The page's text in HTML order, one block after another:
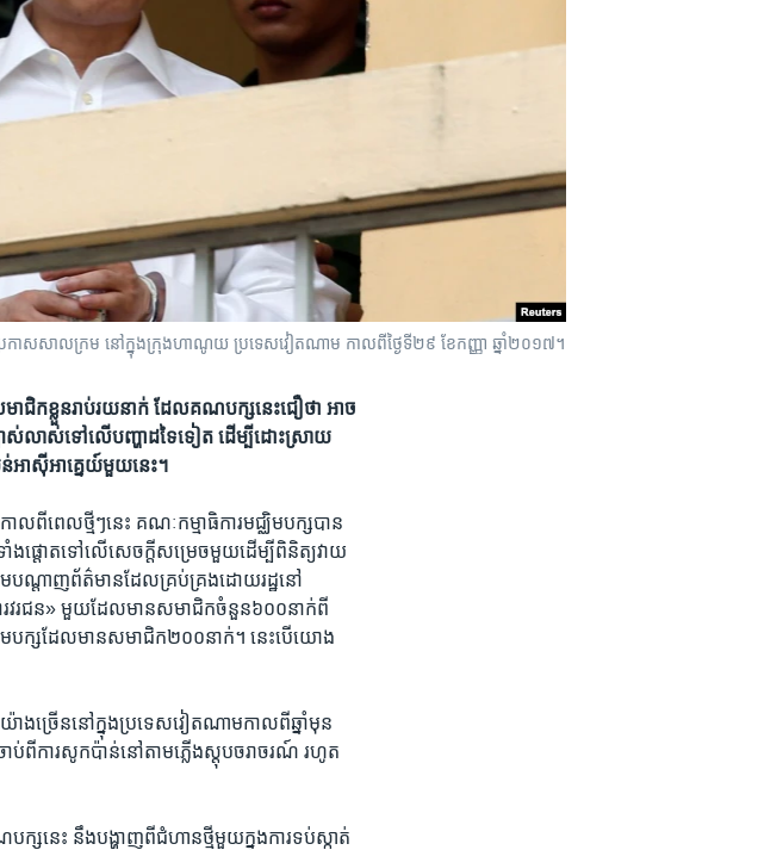
ាស​សាលក្រម​ នៅ​ក្នុង​ក្រុង​ហាណូយ ប្រទេស​វៀតណាម កាលពី​ថ្ងៃទី២៩ ខែកញ្ញា ឆ្នាំ២០១៧។
ខ្លួន​រាប់​រយ​នាក់ ដែល​គណបក្ស​នេះ​ជឿ​ថា អាច​
ាស់លាស់​ទៅ​លើ​បញ្ហា​ដទៃទៀត ដើម្បី​ដោះស្រាយ​
អាស៊ីអាគ្នេយ៍​មួយ​នេះ។
ពី​ពេល​ថ្មីៗ​នេះ គណៈកម្មាធិការ​មជ្ឈិមបក្ស​បាន​
ផ្តោត​ទៅ​លើ​សេចក្តីសម្រេច​មួយ​ដើម្បី​ពិនិត្យ​វាយ
ម​បណ្តាញ​ព័ត៌មាន​ដែល​គ្រប់គ្រង​ដោយ​រដ្ឋ​នៅ​
វរជន» ​មួយដែល​មាន​សមាជិក​ចំនួន​៦០០​នាក់​ពី​
ក្ស​ដែល​មាន​សមាជិក​២០០​នាក់។​ នេះ​បើ​យោង​
ច្រើន​នៅ​ក្នុង​ប្រទេស​វៀតណាម​កាល​ពី​ឆ្នាំ​មុន
ពី​ការ​សូកប៉ាន់​នៅ​តាម​ភ្លើង​ស្តុប​ចរាចរណ៍​ រហូត​
នេះ​ នឹង​បង្ហាញ​ពី​ជំហាន​ថ្មី​មួយ​ក្នុង​ការ​ទប់​ស្កាត់​